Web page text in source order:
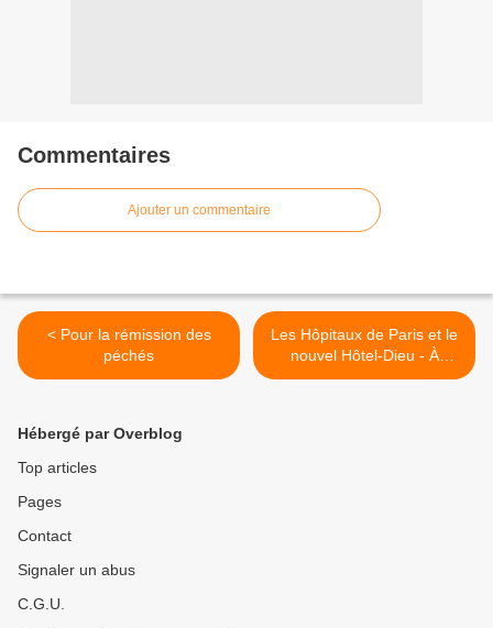
Commentaires
Ajouter un commentaire
< Pour la rémission des
péchés
Les Hôpitaux de Paris et le
nouvel Hôtel-Dieu - À
l’Hôtel-Dieu >
Hébergé par Overblog
Top articles
Pages
Contact
Signaler un abus
C.G.U.